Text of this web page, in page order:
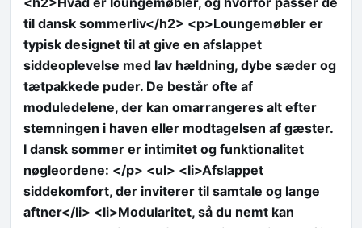
til dansk sommerliv</h2> <p>Loungemøbler er
typisk designet til at give en afslappet
siddeoplevelse med lav hældning, dybe sæder og
tætpakkede puder. De består ofte af
moduledelene, der kan omarrangeres alt efter
stemningen i haven eller modtagelsen af gæster.
I dansk sommer er intimitet og funktionalitet
nøgleordene: </p> <ul> <li>Afslappet
siddekomfort, der inviterer til samtale og lange
aftner</li> <li>Modularitet, så du nemt kan